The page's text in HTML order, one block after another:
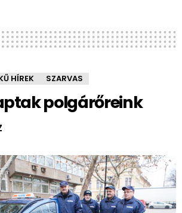
HÍREK SZARVAS
polgárőreink